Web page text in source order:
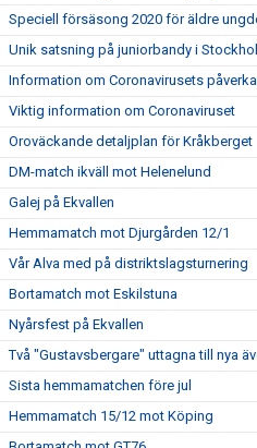
Speciell försäsong 2020 för äldre
Unik satsning på juniorbandy i
Information om Coronavirusets
Viktig information om Coronaviruset
Oroväckande detaljplan för Kråkberget
DM-match ikväll mot Helenelund
Galej på Ekvallen
Hemmamatch mot Djurgården 12/1
Vår Alva med på distriktslagsturnering
Bortamatch mot Eskilstuna
Nyårsfest på Ekvallen
Två "Gustavsbergare" uttagna till nya
Sista hemmamatchen före jul
Hemmamatch 15/12 mot Köping